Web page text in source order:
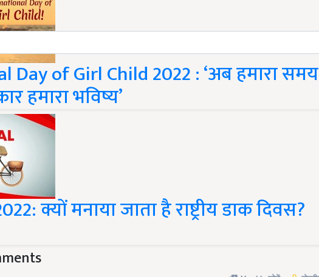
of Girl Child 2022 : ‘अब हमारा समय
हमारा भविष्य’
क्यों मनाया जाता है राष्ट्रीय डाक दिवस?